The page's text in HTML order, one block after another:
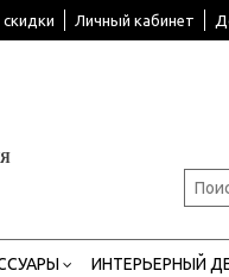
Личный кабинет
ИНТЕРЬЕРНЫЙ